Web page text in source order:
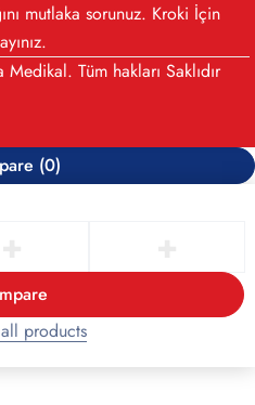
mutlaka sorunuz. Kroki İçin
.
Tüm hakları Saklıdır
(0)
products